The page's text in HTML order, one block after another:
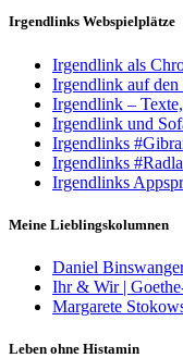
Irgendlinks Webspielplätze
Irgendlink als
Irgendlink auf den
Irgendlink –
Irgendlink und
Irgendlinks
Irgendlinks
Irgendlinks
Meine Lieblingskolumnen
Daniel
Ihr & Wir |
Margarete
Leben ohne Histamin